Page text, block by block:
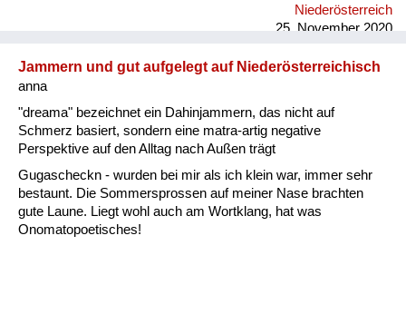
Niederösterreich
25. November 2020
Jammern und gut aufgelegt auf Niederösterreichisch
anna
"dreama" bezeichnet ein Dahinjammern, das nicht auf
Schmerz basiert, sondern eine matra-artig negative
Perspektive auf den Alltag nach Außen trägt
Gugascheckn - wurden bei mir als ich klein war, immer sehr
bestaunt. Die Sommersprossen auf meiner Nase brachten
gute Laune. Liegt wohl auch am Wortklang, hat was
Onomatopoetisches!